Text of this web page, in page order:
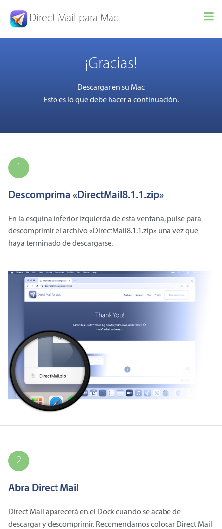
Direct Mail para Mac
¡Gracias!
Descargar en su Mac
Esto es lo que debe hacer a continuación.
1
Descomprima «DirectMail8.1.1.zip»
En la esquina inferior izquierda de esta ventana, pulse para
descomprimir el archivo «DirectMail8.1.1.zip» una vez que
haya terminado de descargarse.
2
Abra Direct Mail
Direct Mail aparecerá en el Dock cuando se acabe de
descargar y descomprimir. Recomendamos colocar Direct Mail